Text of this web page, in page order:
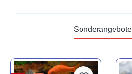
Sonderangebote